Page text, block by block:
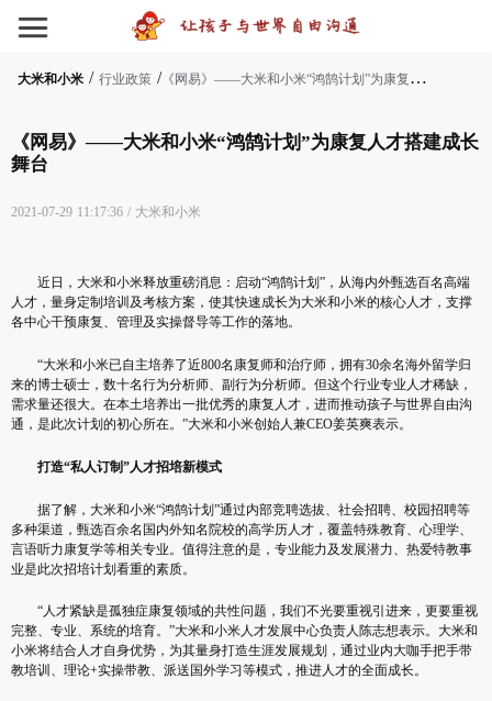
大米和小米 / 行业政策 / 《
网易》——大米和小米“鸿鹄计划”为康复人才搭建成长舞台
《网易》——大米和小米“鸿鹄计划”为康复人才搭建成长
舞台
2021-07-29 11:17:36 / 大米和小米
近日，大米和小米释放重磅消息：启动“鸿鹄计划”，从海内外甄选百名高端
人才，量身定制培训及考核方案，使其快速成长为大米和小米的核心人才，支撑
各中心干预康复、管理及实操督导等工作的落地。
“大米和小米已自主培养了近800名康复师和治疗师，拥有30余名海外留学归
来的博士硕士，数十名行为分析师、副行为分析师。但这个行业专业人才稀缺，
需求量还很大。在本土培养出一批优秀的康复人才，进而推动孩子与世界自由沟
通，是此次计划的初心所在。”大米和小米创始人兼CEO姜英爽表示。
打造“私人订制”人才招培新模式
据了解，大米和小米“鸿鹄计划”通过内部竞聘选拔、社会招聘、校园招聘等
多种渠道，甄选百余名国内外知名院校的高学历人才，覆盖特殊教育、心理学、
言语听力康复学等相关专业。值得注意的是，专业能力及发展潜力、热爱特教事
业是此次招培计划看重的素质。
“人才紧缺是孤独症康复领域的共性问题，我们不光要重视引进来，更要重视
完整、专业、系统的培育。”大米和小米人才发展中心负责人陈志想表示。大米和
小米将结合人才自身优势，为其量身打造生涯发展规划，通过业内大咖手把手带
教培训、理论+实操带教、派送国外学习等模式，推进人才的全面成长。